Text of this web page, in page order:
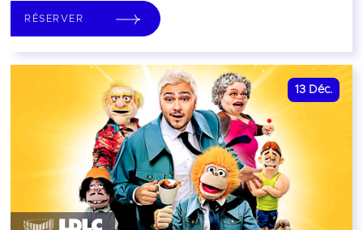
RÉSERVER
13 Déc.